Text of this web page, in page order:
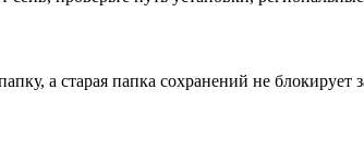
а старая папка сохранений не блокирует